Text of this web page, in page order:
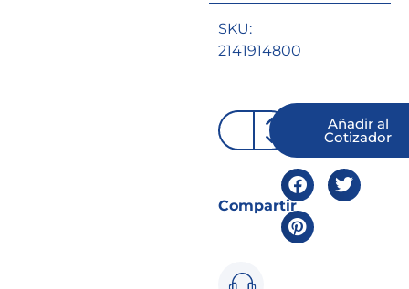
SKU:
2141914800
Añadir al
Cotizador
Compartir